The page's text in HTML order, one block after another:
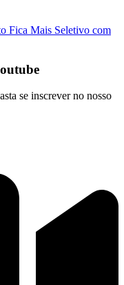
Fica Mais Seletivo com
se inscrever no nosso